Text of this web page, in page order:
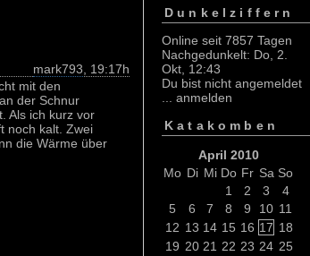
mark793 , 19:17h
mit den
der Schnur
Als ich kurz vor
noch kalt. Zwei
die Wärme über
Dunkelziffern
Online seit 7857 Tagen
Nachgedunkelt: Do, 2.
Okt, 12:43
Du bist nicht angemeldet
... anmelden
Katakomben
April 2010
Mo Di Mi Do Fr Sa So
1
2 3
4
5
6 7 8 9 10 11
12 13 14 15 16 17 18
19 20 21 22 23 24 25